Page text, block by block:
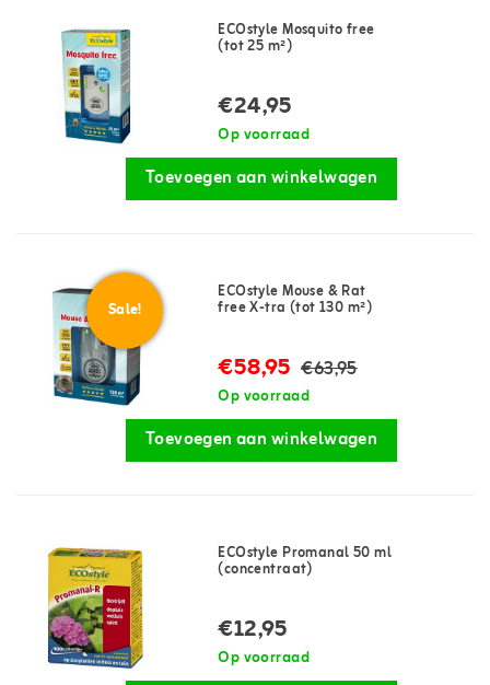
ECOstyle Mosquito free
(tot 25 m²)
€24,95
Op voorraad
Toevoegen aan winkelwagen
Sale!
ECOstyle Mouse & Rat
free X-tra (tot 130 m²)
€58,95 €63,95
Op voorraad
Toevoegen aan winkelwagen
ECOstyle Promanal 50 ml
(concentraat)
€12,95
Op voorraad